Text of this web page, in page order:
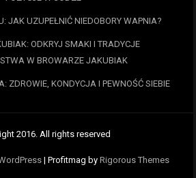
JAK UZUPEŁNIĆ NIEDOBORY WAPNIA?
ODKRYJ SMAKI I TRADYCJE
W BROWARZE JAKUBIAK
ZDROWIE, KONDYCJA I PEWNOŚĆ SIEBIE
2016. All rights reserved
| Profitmag by Rigorous Themes